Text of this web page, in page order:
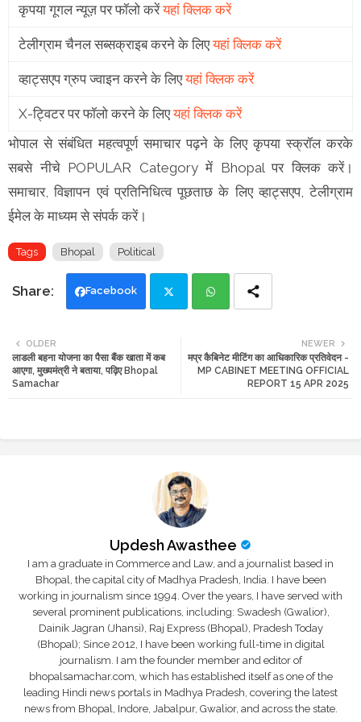
कृपया गूगल न्यूज़ पर फॉलो करेंयहां क्लिक करें
टेलीग्राम चैनल सब्सक्राइब करने के लिएयहां क्लिक करें
व्हाट्सएप ग्रुप ज्वाइन करने के लिएयहां क्लिक करें
X-ट्विटर पर फॉलो करने के लिएयहां क्लिक करें
भोपाल से संबंधित महत्वपूर्ण समाचार पढ़ने के लिए कृपया स्क्रॉल करके
सबसे नीचे POPULAR Category में Bhopal पर क्लिक करें।
समाचार, विज्ञापन एवं प्रतिनिधित्व पूछताछ के लिए व्हाट्सएप, टेलीग्राम
ईमेल के माध्यम से संपर्क करें।
Tags Bhopal Political
Facebook
tte ats
NEWER
मप्र कैबिनेट मीटिंग का आधिकारिक प्रतिवेदन -
MP CABINET MEETING OFFICIAL
REPORT 15 APR 2025
OLDER
लाडली बहना योजना का पैसा बैंक खाता में कब
आएगा, मुख्यमंत्री ने बताया, पढ़िए Bhopal
Samachar
Updesh Awasthee
I am a graduate in Commerce and Law, and a journalist based in
Bhopal, the capital city of Madhya Pradesh, India. I have been
working in journalism since 1994. Over the years, I have served with
several prominent publications, including: Swadesh (Gwalior),
Dainik Jagran (Jhansi), Raj Express (Bhopal), Pradesh Today
(Bhopal); Since 2012, I have been working full-time in digital
journalism. I am the founder member and editor of
bhopalsamachar.com, which has established itself as one of the
leading Hindi news portals in Madhya Pradesh, covering the latest
news from Bhopal, Indore, Jabalpur, Gwalior, and across the state.